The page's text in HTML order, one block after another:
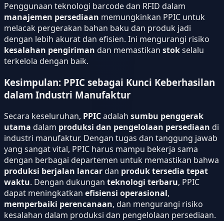
Penggunaan teknologi barcode dan RFID dalam
manajemen persediaan memungkinkan PPIC untuk
melacak pergerakan bahan baku dan produk jadi
dengan lebih akurat dan efisien. Ini mengurangi risiko
kesalahan pengiriman dan memastikan stokselalu
terkelola dengan baik.
Kesimpulan: PPIC sebagai Kunci Keberhasilan
dalam Industri Manufaktur
Secara keseluruhan, PPICadalah sumbu penggerak
utama dalam produksi dan pengelolaan persediaan di
industri manufaktur. Dengan tugas dan tanggung jawab
yang sangat vital, PPIC harus mampu bekerja sama
dengan berbagai departemen untuk memastikan bahwa
produksi berjalan lancardan produk tersedia tepat
waktu. Dengan dukungan teknologi terbaru, PPIC
dapat meningkatkan efisiensi operasional,
memperbaiki perencanaan, dan mengurangi risiko
kesalahan dalam produksi dan pengelolaan persediaan.